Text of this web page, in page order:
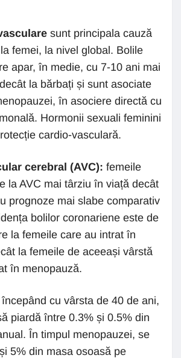
sunt principala cauză
femei, la nivel global. Bolile
apar, în medie, cu 7-10 ani mai
la bărbați și sunt asociate
în asociere directă cu
Hormonii sexuali feminini
cardio-vasculară.
cerebral (AVC): femeile
la AVC mai târziu în viață decât
prognoze mai slabe comparativ
bolilor coronariene este de
la femeile care au intrat în
la femeile de aceeași vârstă
în menopauză.
începând cu vârsta de 40 de ani,
piardă între 0.3% și 0.5% din
În timpul menopauzei, se
5% din masa osoasă pe